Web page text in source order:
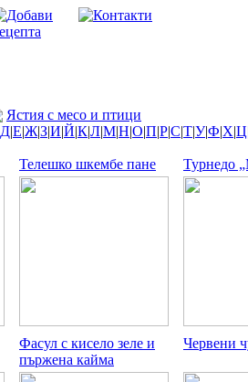
Ястия с месо и птици
Д|Е|Ж|З|И|Й|К|Л|М|Н|О|П|Р|С|Т|У|Ф|Х|Ц
Телешко шкембе пане Турнедо
Фасул с кисело зеле и
пържена кайма
Червени